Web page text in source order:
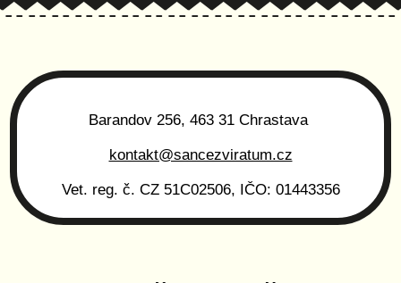
Barandov 256, 463 31 Chrastava
kontakt@sancezviratum.cz
Vet. reg. č. CZ 51C02506, IČO: 01443356